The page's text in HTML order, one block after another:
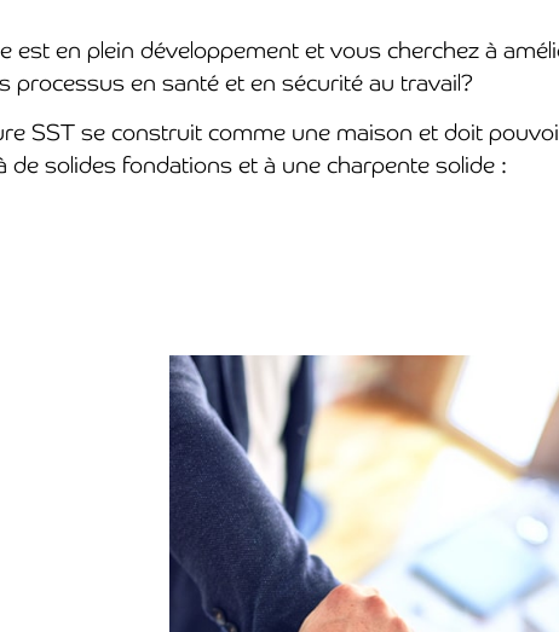
est en plein développement et vous cherchez à
processus en santé et en sécurité au travail?
SST se construit comme une maison et doit
de solides fondations et à une charpente solide :